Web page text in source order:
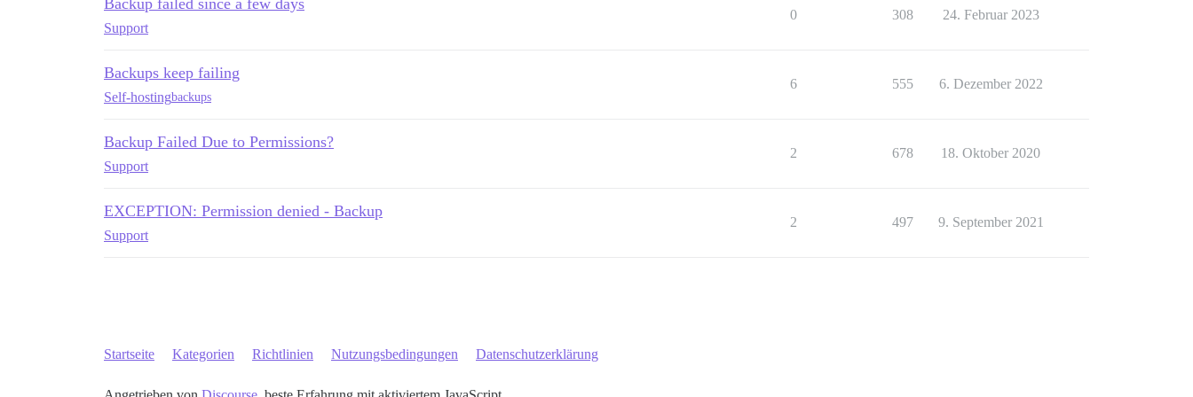
Support
0 308 24. Februar 2023
Backups keep failing
Self-hostingbackups
6 555 6. Dezember 2022
Backup Failed Due to Permissions?
Support
2 678 18. Oktober 2020
EXCEPTION: Permission denied - Backup
Support
2 497 9. September 2021
Startseite Kategorien Richtlinien Nutzungsbedingungen Datenschutzerklärung